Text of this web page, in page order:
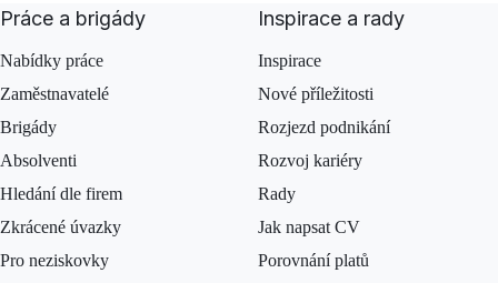
Práce a brigády
Nabídky práce
Zaměstnavatelé
Brigády
Absolventi
Hledání dle firem
Zkrácené úvazky
Pro neziskovky
Inspirace a rady
Inspirace
Nové příležitosti
Rozjezd podnikání
Rozvoj kariéry
Rady
Jak napsat CV
Porovnání platů